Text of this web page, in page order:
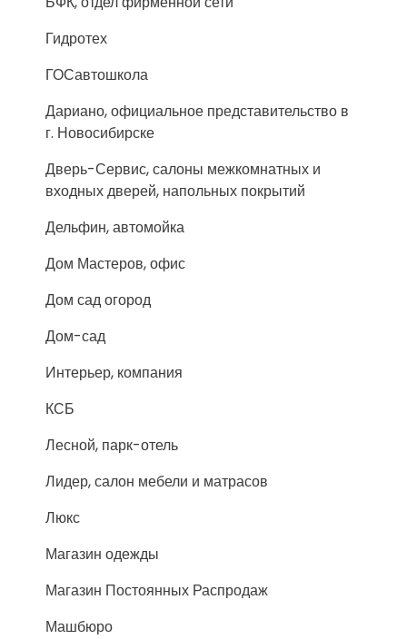
Гидротех
ГОСавтошкола
Дариано, официальное представительство в
г. Новосибирске
Дверь-Сервис, салоны межкомнатных и
входных дверей, напольных покрытий
Дельфин, автомойка
Дом Мастеров, офис
Дом сад огород
Дом-сад
Интерьер, компания
КСБ
Лесной, парк-отель
Лидер, салон мебели и матрасов
Люкс
Магазин одежды
Магазин Постоянных Распродаж
Машбюро